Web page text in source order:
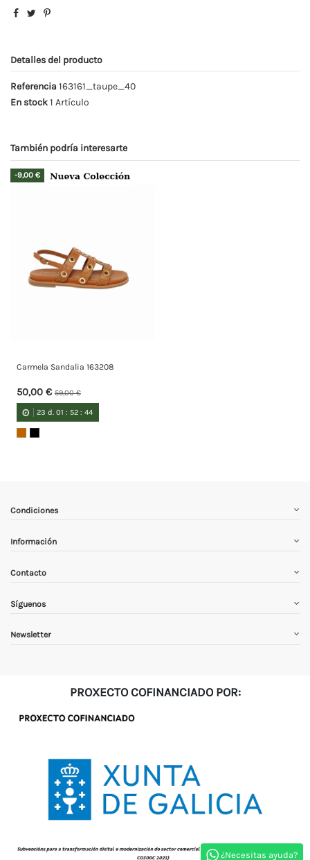
¿Necesitas ayuda?
Detalles del producto
Referencia 163161_taupe_40
En stock1 Artículo
También podría interesarte
-9,00 €
Carmela Sandalia 163208
50,00 €59,00 €
23 d. 01 :52 :44
Condiciones
Información
Contacto
Síguenos
Newsletter
PROXECTO COFINANCIADO POR: